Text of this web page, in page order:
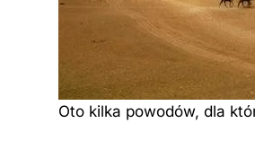
Oto kilka powodów, dla